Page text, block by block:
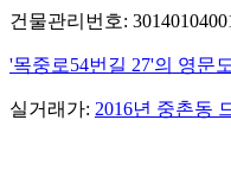
건물관리번호:
'목중로54번길 27'의 영문
실거래가: 2016년 중촌동